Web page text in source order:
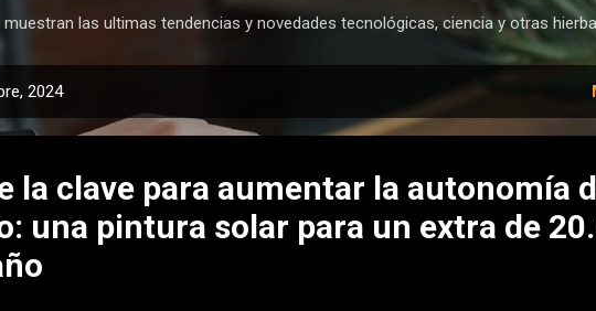
las ultimas tendencias y novedades tecnológicas, ciencia y otras
2024
la clave para aumentar la autonomía
una pintura solar para un extra de